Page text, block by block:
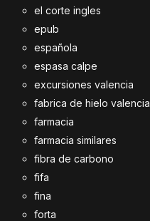
el corte ingles
epub
española
espasa calpe
excursiones valencia
fabrica de hielo valencia
farmacia
farmacia similares
fibra de carbono
fifa
fina
forta